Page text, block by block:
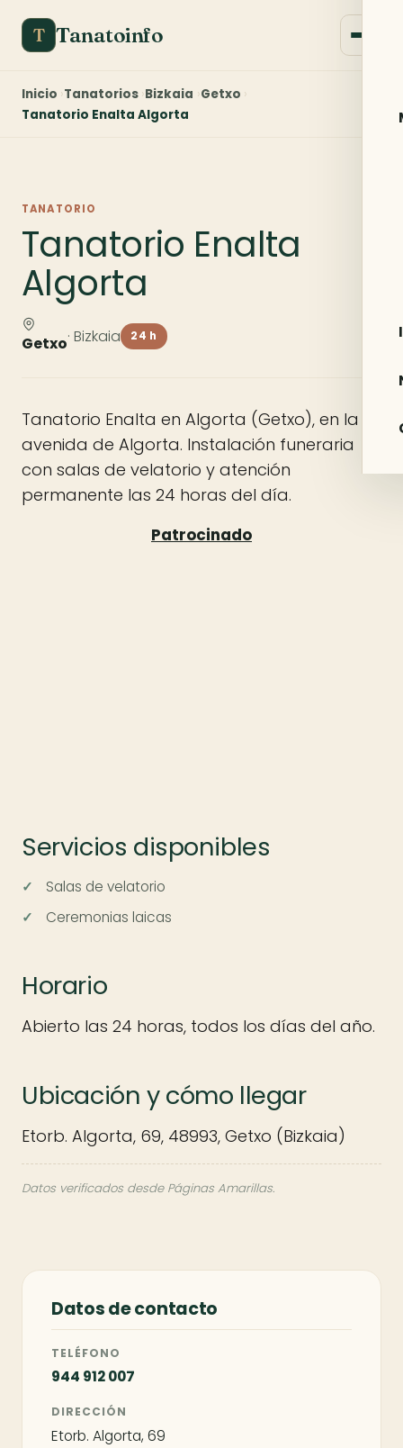
T Tanatoinfo
Inicio Tanatorios Bizkaia Getxo
Tanatorio Enalta Algorta
TANATORIO
Tanatorio Enalta
Algorta
Getxo· Bizkaia 24 h
Tanatorio Enalta en Algorta (Getxo), en la
avenida de Algorta. Instalación funeraria
con salas de velatorio y atención
permanente las 24 horas del día.
Servicios disponibles
Salas de velatorio
Ceremonias laicas
Horario
Abierto las 24 horas, todos los días del año.
Ubicación y cómo llegar
Etorb. Algorta, 69, 48993, Getxo (Bizkaia)
Datos verificados desde Páginas Amarillas.
Datos de contacto
TELÉFONO
944 912 007
DIRECCIÓN
Etorb. Algorta, 69